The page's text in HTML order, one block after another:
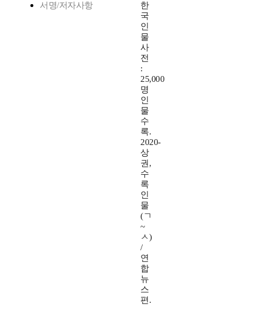
서명/저자사항
한
국
인
물
사
전
:
25,000
명
인
물
수
록.
2020-
상
권,
수
록
인
물
(ㄱ
~
ㅅ)
/
연
합
뉴
스
편.